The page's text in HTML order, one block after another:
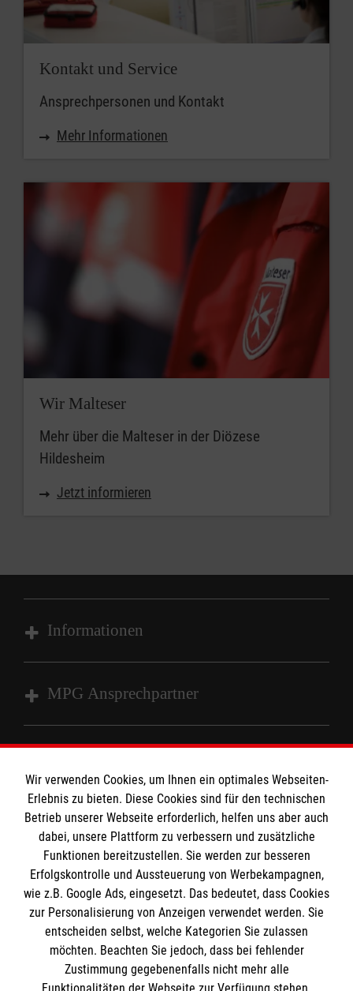
Kontakt und Service
Ansprechpersonen und Kontakt
Mehr Informationen
Wir Malteser
Mehr über die Malteser in der Diözese
Hildesheim
Jetzt informieren
Informationen
Impressum
Presse
MPG Ansprechpartner
Den Beauftragten für Medizinproduktesicherheit
im Malteser Rettungsdienst und den
Einsatzdiensten der Malteser können Sie unter
gmb_mpg@malteser.orgkontaktieren.
Die Malteser
Malteserorden
Malteser Jugend
Malteser International
Malteser Intern
Sharepoint
Spendenkonto
Empfänger: Malteser Hilfsdienst e.V.
IBAN DE92 3706 0120 1201 2091 09
BIC: GENODED1PA7
So finden Sie uns
Wir verwenden Cookies, um Ihnen ein optimales Webseiten-
Erlebnis zu bieten. Diese Cookies sind für den technischen
Betrieb unserer Webseite erforderlich, helfen uns aber auch
dabei, unsere Plattform zu verbessern und zusätzliche
Funktionen bereitzustellen. Sie werden zur besseren
Erfolgskontrolle und Aussteuerung von Werbekampagnen,
wie z.B. Google Ads, eingesetzt. Das bedeutet, dass Cookies
zur Personalisierung von Anzeigen verwendet werden. Sie
entscheiden selbst, welche Kategorien Sie zulassen
möchten. Beachten Sie jedoch, dass bei fehlender
Zustimmung gegebenenfalls nicht mehr alle